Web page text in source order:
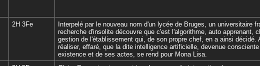
2H 3Fe
Interpelé par le nouveau nom d'un lycée de Bruges, un universitaire
recherche d'insolite découvre que c'est l'algorithme, auto apprenant,
gestion de l'établissement qui, de son propre chef, en a ainsi décidé.
réaliser, effaré, que la dite intelligence artificielle, devenue
existence et de ses actes, se rend pour Mona Lisa.